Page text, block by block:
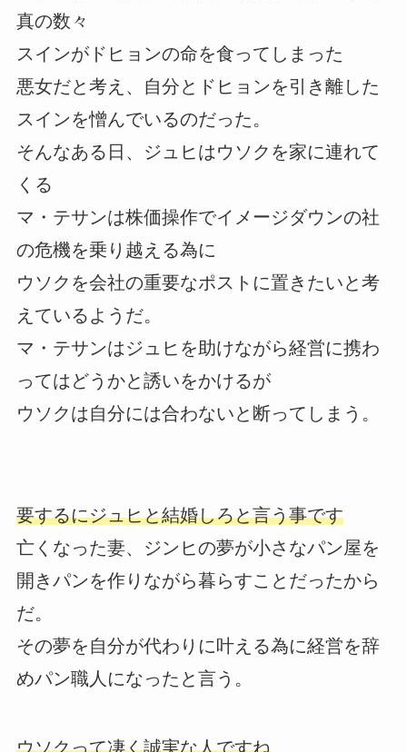
真の数々
スインがドヒョンの命を食ってしまった
悪女だと考え、自分とドヒョンを引き離した
スインを憎んでいるのだった。
そんなある日、ジュヒはウソクを家に連れて
くる
マ・テサンは株価操作でイメージダウンの社
の危機を乗り越える為に
ウソクを会社の重要なポストに置きたいと考
えているようだ。
マ・テサンはジュヒを助けながら経営に携わ
ってはどうかと誘いをかけるが
ウソクは自分には合わないと断ってしまう。
要するにジュヒと結婚しろと言う事です
亡くなった妻、ジンヒの夢が小さなパン屋を
開きパンを作りながら暮らすことだったから
だ。
その夢を自分が代わりに叶える為に経営を辞
めパン職人になったと言う。
ウソクって凄く誠実な人ですね